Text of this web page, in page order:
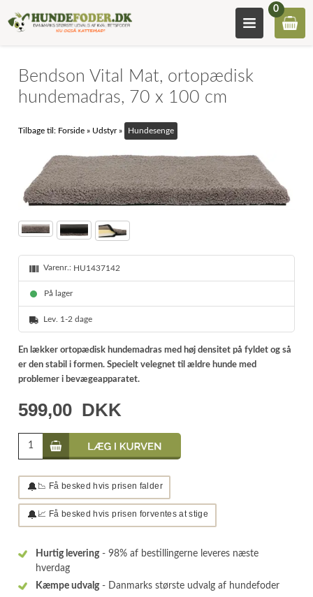
0
Bendson Vital Mat, ortopædisk
hundemadras, 70 x 100 cm
Tilbage til: Forside » Udstyr» Hundesenge
Varenr.: HU1437142
På lager
Lev. 1-2 dage
En lækker ortopædisk hundemadras med høj densitet på fyldet og så
er den stabil i formen. Specielt velegnet til ældre hunde med
problemer i bevægeapparatet.
599,00 DKK
🔔📉 Få besked hvis prisen falder
🔔📈 Få besked hvis prisen forventes at stige
Hurtig levering- 98% af bestillingerne leveres næste
hverdag
Kæmpe udvalg- Danmarks største udvalg af hundefoder